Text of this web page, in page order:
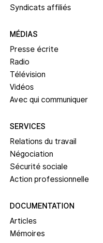
Syndicats affiliés
MÉDIAS
Presse écrite
Radio
Télévision
Vidéos
Avec qui communiquer
SERVICES
Relations du travail
Négociation
Sécurité sociale
Action professionnelle
DOCUMENTATION
Articles
Mémoires